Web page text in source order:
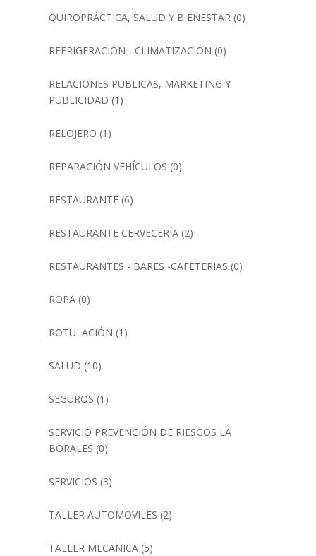
QUIROPRÁCTICA, SALUD Y BIENESTAR(0)
REFRIGERACIÓN - CLIMATIZACIÓN (0)
RELACIONES PUBLICAS, MARKETING Y
PUBLICIDAD (1)
RELOJERO (1)
REPARACIÓN VEHÍCULOS (0)
RESTAURANTE(6)
RESTAURANTE CERVECERÍA(2)
RESTAURANTES - BARES -CAFETERIAS (0)
ROPA(0)
ROTULACIÓN (1)
SALUD (10)
SEGUROS (1)
SERVICIO PREVENCIÓN DE RIESGOS LA
BORALES (0)
SERVICIOS (3)
TALLER AUTOMOVILES (2)
TALLER MECANICA(5)